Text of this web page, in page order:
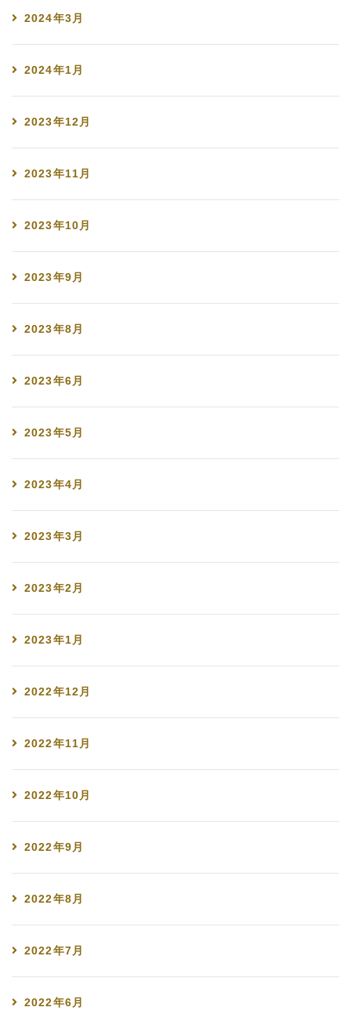
2024年3月
2024年1月
2023年12月
2023年11月
2023年10月
2023年9月
2023年8月
2023年6月
2023年5月
2023年4月
2023年3月
2023年2月
2023年1月
2022年12月
2022年11月
2022年10月
2022年9月
2022年8月
2022年7月
2022年6月